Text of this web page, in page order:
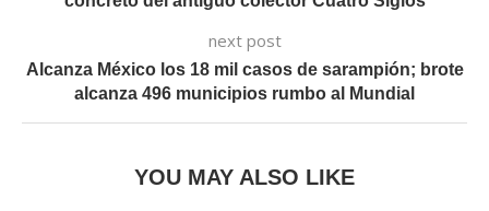
next post
Alcanza México los 18 mil casos de sarampión; brote
alcanza 496 municipios rumbo al Mundial
YOU MAY ALSO LIKE